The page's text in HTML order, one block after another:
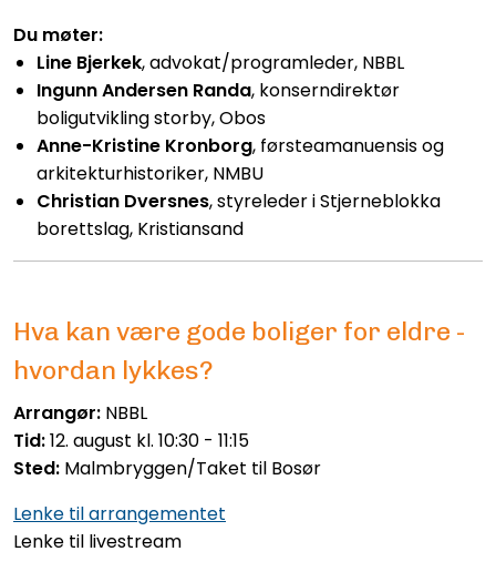
Du møter:
Line Bjerkek, advokat/programleder, NBBL
Ingunn Andersen Randa, konserndirektør
boligutvikling storby, Obos
Anne-Kristine Kronborg, førsteamanuensis og
arkitekturhistoriker, NMBU
Christian Dversnes, styreleder i Stjerneblokka
borettslag, Kristiansand
Hva kan være gode boliger for eldre -
hvordan lykkes?
Arrangør: NBBL
Tid:12. august kl. 10:30 - 11:15
Sted: Malmbryggen/Taket til Bosør
Lenke til arrangementet
Lenke til livestream